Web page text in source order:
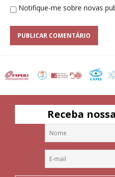
Notifique-me sobre novas
Receba